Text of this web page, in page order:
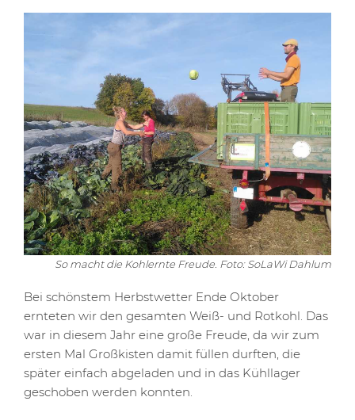
So macht die Kohlernte Freude. Foto: SoLaWi Dahlum
Bei schönstem Herbstwetter Ende Oktober
ernteten wir den gesamten Weiß- und Rotkohl. Das
war in diesem Jahr eine große Freude, da wir zum
ersten Mal Großkisten damit füllen durften, die
später einfach abgeladen und in das Kühllager
geschoben werden konnten.